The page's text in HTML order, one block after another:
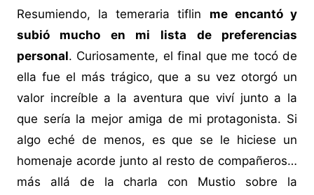
Resumiendo, la temeraria tiflin me encantó y
subió mucho en mi lista de preferencias
personal. Curiosamente, el final que me tocó de
ella fue el más trágico, que a su vez otorgó un
valor increíble a la aventura que viví junto a la
que sería la mejor amiga de mi protagonista. Si
algo eché de menos, es que se le hiciese un
homenaje acorde junto al resto de compañeros…
más allá de la charla con Mustio sobre la